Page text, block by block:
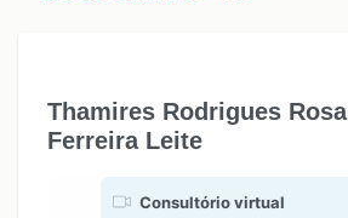
Thamires Rodrigues Rosa
Ferreira Leite
Consultório virtual